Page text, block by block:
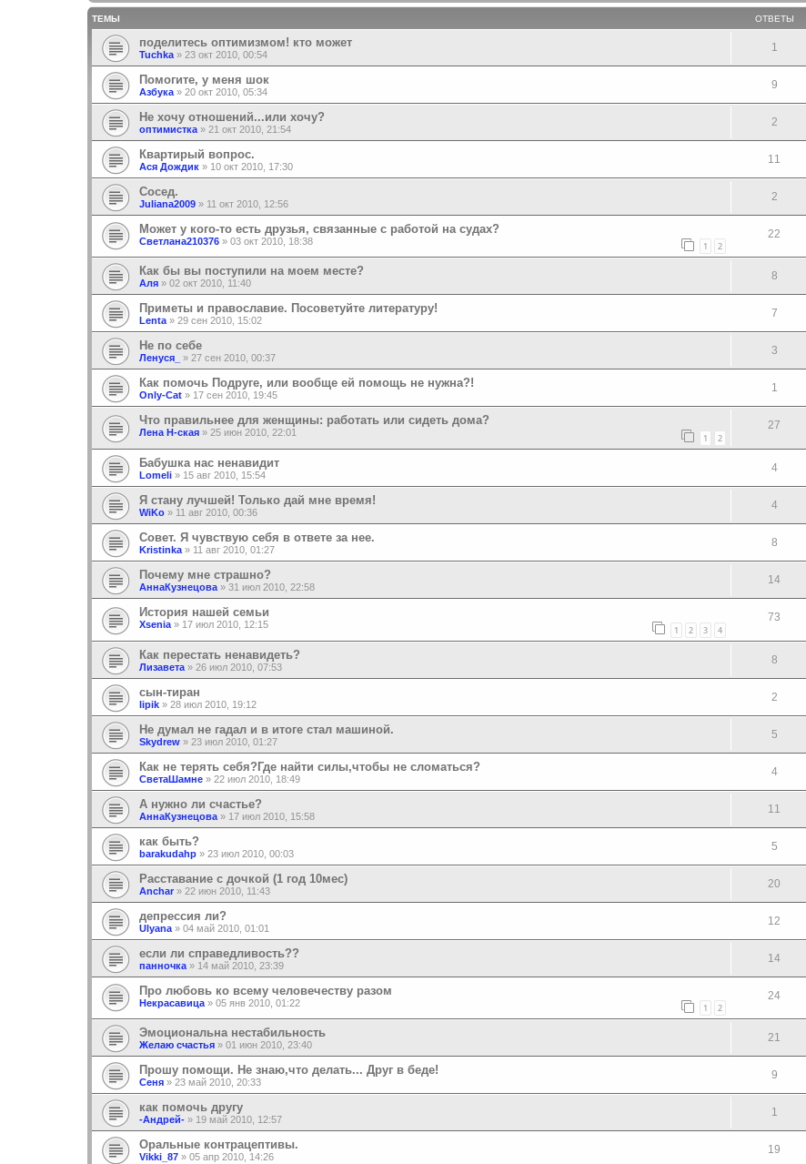
ТЕМЫ ОТВЕТЫ
поделитесь оптимизмом! кто может
Tuchka » 23 окт 2010, 00:54
1
Помогите, у меня шок
Азбука » 20 окт 2010, 05:34
9
Не хочу отношений...или хочу?
оптимистка » 21 окт 2010, 21:54
2
Квартирый вопрос.
Ася Дождик » 10 окт 2010, 17:30
11
Сосед.
Juliana2009 » 11 окт 2010, 12:56
2
Mожет у кого-то есть друзья, связанные с работой на судах?
Светлана210376 » 03 окт 2010, 18:38 1 2
22
Как бы вы поступили на моем месте?
Aля » 02 окт 2010, 11:40
8
Приметы и православие. Посоветуйте литературу!
Lenta » 29 сен 2010, 15:02
7
Не по себе
Ленуся_ » 27 сен 2010, 00:37
3
Как помочь Подруге, или вообще ей помощь не нужна?!
Only-Cat » 17 сен 2010, 19:45
1
Что правильнее для женщины: работать или сидеть дома?
Лена Н-ская » 25 июн 2010, 22:01 1 2
27
Бабушка нас ненавидит
Lomeli » 15 авг 2010, 15:54
4
Я стану лучшей! Только дай мне время!
WiKo » 11 авг 2010, 00:36
4
Cовет. Я чувствую себя в ответе за нее.
Kristinka » 11 авг 2010, 01:27
8
Почему мне страшно?
АннаКузнецова » 31 июл 2010, 22:58
14
История нашей семьи
Xsenia » 17 июл 2010, 12:15 1 2 3 4
73
Как перестать ненавидеть?
Лизавета » 26 июл 2010, 07:53
8
сын-тиран
lipik » 28 июл 2010, 19:12
2
Не думал не гадал и в итоге стал машиной.
Skydrew » 23 июл 2010, 01:27
5
Как не терять себя?Где найти силы,чтобы не сломаться?
СветаШамне » 22 июл 2010, 18:49
4
А нужно ли счастье?
АннаКузнецова » 17 июл 2010, 15:58
11
как быть?
barakudahp » 23 июл 2010, 00:03
5
Расставание с дочкой (1 год 10мес)
Anchar » 22 июн 2010, 11:43
20
депрессия ли?
Ulyana » 04 май 2010, 01:01
12
если ли справедливость??
панночка » 14 май 2010, 23:39
14
Про любовь ко всему человечеству разом
Некрасавица » 05 янв 2010, 01:22 1 2
24
Эмоциональна нестабильность
Желаю счастья » 01 июн 2010, 23:40
21
Прошу помощи. Не знаю,что делать... Друг в беде!
Сеня » 23 май 2010, 20:33
9
как помочь другу
-Андрей- » 19 май 2010, 12:57
1
Oральные контрацептивы.
Vikki_87 » 05 апр 2010, 14:26
19